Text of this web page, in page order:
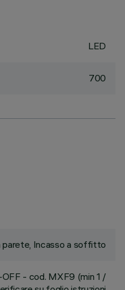
LED
700
parete, Incasso a soffitto
- cod. MXF9 (min 1 /